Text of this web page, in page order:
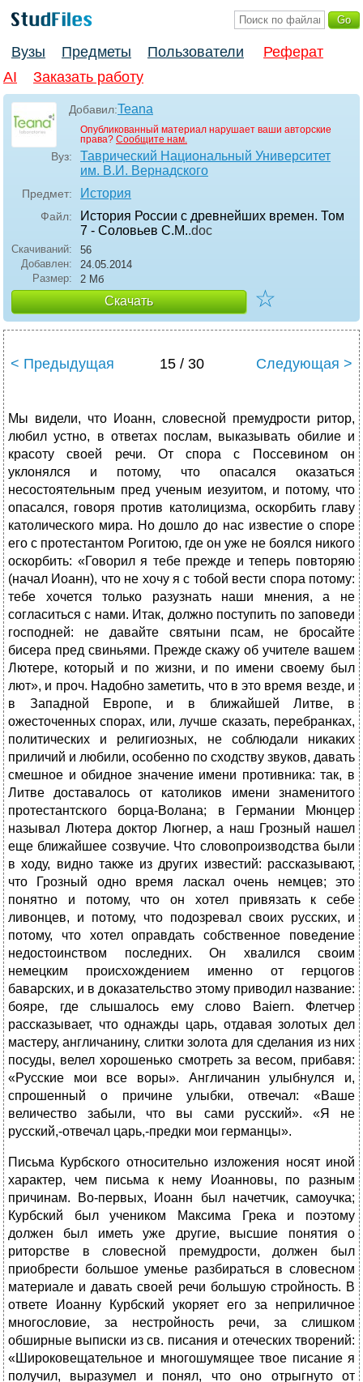
Вузы Предметы Пользователи
Реферат
AI
Заказать работу
Добавил:Teana
Опубликованный материал нарушает ваши авторские
права? Сообщите нам.
Вуз:
Таврический Национальный Университет
им. В.И. Вернадского
Предмет: История
Файл:
История России с древнейших времен. Том
7 - Соловьев С.М..doc
Скачиваний:
56
Добавлен:
24.05.2014
Размер:
2 Мб
Скачать ☆
< Предыдущая 15 / 30 Следующая >
Мы видели, что Иоанн, словесной премудрости ритор,
любил устно, в ответах послам, выказывать обилие и
красоту своей речи. От спора с Поссевином он
уклонялся и потому, что опасался оказаться
несостоятельным пред ученым иезуитом, и потому, что
опасался, говоря против католицизма, оскорбить главу
католического мира. Но дошло до нас известие о споре
его с протестантом Рогитою, где он уже не боялся никого
оскорбить: «Говорил я тебе прежде и теперь повторяю
(начал Иоанн), что не хочу я с тобой вести спора потому:
тебе хочется только разузнать наши мнения, а не
согласиться с нами. Итак, должно поступить по заповеди
господней: не давайте святыни псам, не бросайте
бисера пред свиньями. Прежде скажу об учителе вашем
Лютере, который и по жизни, и по имени своему был
лют», и проч. Надобно заметить, что в это время везде, и
в Западной Европе, и в ближайшей Литве, в
ожесточенных спорах, или, лучше сказать, перебранках,
политических и религиозных, не соблюдали никаких
приличий и любили, особенно по сходству звуков, давать
смешное и обидное значение имени противника: так, в
Литве доставалось от католиков имени знаменитого
протестантского борца-Волана; в Германии Мюнцер
называл Лютера доктор Люгнер, а наш Грозный нашел
еще ближайшее созвучие. Что словопроизводства были
в ходу, видно также из других известий: рассказывают,
что Грозный одно время ласкал очень немцев; это
понятно и потому, что он хотел привязать к себе
ливонцев, и потому, что подозревал своих русских, и
потому, что хотел оправдать собственное поведение
недостоинством последних. Он хвалился своим
немецким происхождением именно от герцогов
баварских, и в доказательство этому приводил название:
бояре, где слышалось ему слово Baiern. Флетчер
рассказывает, что однажды царь, отдавая золотых дел
мастеру, англичанину, слитки золота для сделания из них
посуды, велел хорошенько смотреть за весом, прибавя:
«Русские мои все воры». Англичанин улыбнулся и,
спрошенный о причине улыбки, отвечал: «Ваше
величество забыли, что вы сами русский». «Я не
русский,-отвечал царь,-предки мои германцы».
Письма Курбского относительно изложения носят иной
характер, чем письма к нему Иоанновы, по разным
причинам. Во-первых, Иоанн был начетчик, самоучка;
Курбский был учеником Максима Грека и поэтому
должен был иметь уже другие, высшие понятия о
риторстве в словесной премудрости, должен был
приобрести большое уменье разбираться в словесном
материале и давать своей речи большую стройность. В
ответе Иоанну Курбский укоряет его за неприличное
многословие, за нестройность речи, за слишком
обширные выписки из св. писания и отеческих творений:
«Широковещательное и многошумящее твое писание я
получил, выразумел и понял, что оно отрыгнуто от